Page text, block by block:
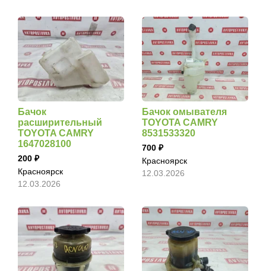
Бачок
расширительный
TOYOTA CAMRY
1647028100
200
Красноярск
12.03.2026
Бачок омывателя
TOYOTA CAMRY
8531533320
700
Красноярск
12.03.2026